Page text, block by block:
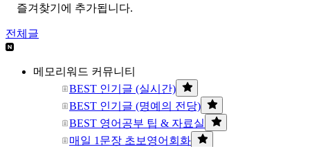
즐겨찾기에 추가됩니다.
전체글
메모리워드 커뮤니티
BEST 인기글 (실시간)
BEST 인기글 (명예의 전당)
BEST 영어공부 팁 & 자료실
매일 1문장 초보영어회화